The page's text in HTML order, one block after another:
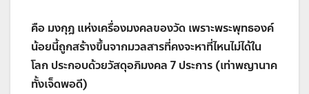
คือ มงกุฎ แห่งเครื่องมงคลของวัด เพราะพระพุทธองค์
น้อยนี้ถูกสร้างขึ้นจากมวลสารที่คงจะหาที่ไหนไม่ได้ใน
โลก ประกอบด้วยวัสดุอภิมงคล 7 ประการ (เท่าพญานาค
ทั้งเจ็ดพอดี)